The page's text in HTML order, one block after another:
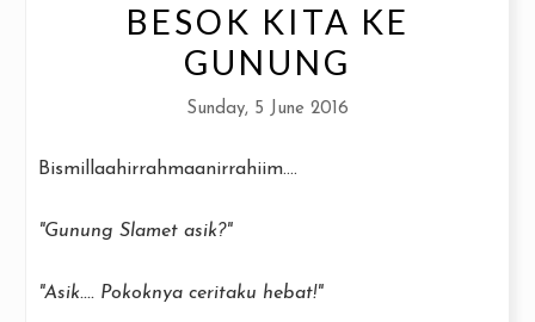
BESOK KITA KE
GUNUNG
Sunday, 5 June 2016
Bismillaahirrahmaanirrahiim....
"Gunung Slamet asik?"
"Asik.... Pokoknya ceritaku hebat!"